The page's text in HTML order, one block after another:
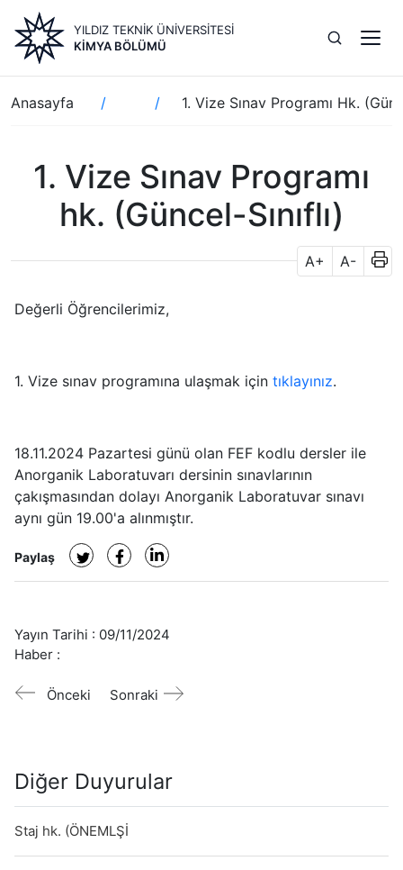
içeriğe
atla
YILDIZ TEKNİK ÜNİVERSİTESİ
KIMYA BÖLÜMÜ
Sayfa
yolu
Anasayfa 1. Vize Sınav Programı Hk.
1. Vize Sınav Programı
hk. (Güncel-Sınıflı)
A+ A-
Değerli Öğrencilerimiz,
1. Vize sınav programına ulaşmak için tıklayınız.
18.11.2024 Pazartesi günü olan FEF kodlu dersler ile
Anorganik Laboratuvarı dersinin sınavlarının
çakışmasından dolayı Anorganik Laboratuvar sınavı
aynı gün 19.00'a alınmıştır.
Paylaş
Yayın Tarihi : 09/11/2024
Haber :
Önceki Sonraki
Diğer Duyurular
Staj hk. (ÖNEMLŞİ